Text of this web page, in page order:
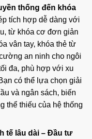
thống đến khóa
tích hợp dễ dàng với
từ khóa cơ đơn giản
vân tay, khóa thẻ từ
an ninh cho ngôi
đa, phù hợp với xu
có thể lựa chọn giải
và ngân sách, biến
thể thiếu của hệ thống
tế lâu dài – Đầu tư